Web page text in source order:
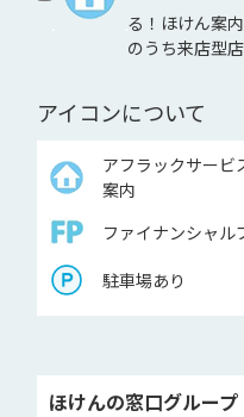
る！ほけん案内
のうち来店型店
アイコンについて
アフラックサービ
案内
ファイナンシャル
駐車場あり
ほけんの窓口グループ